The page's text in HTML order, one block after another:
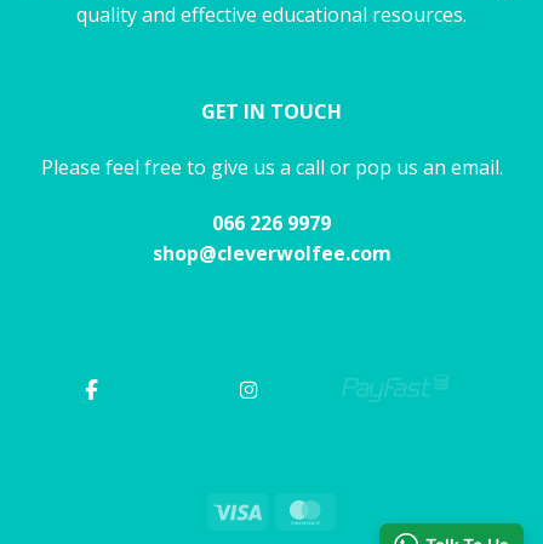
quality and effective educational resources.
GET IN TOUCH
Please feel free to give us a call or pop us an email.
066 226 9979
shop@cleverwolfee.com
Visa